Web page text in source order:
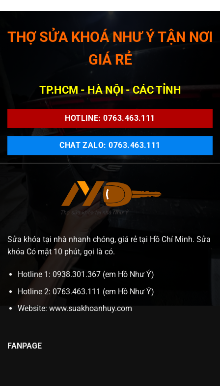
THỢ SỬA KHOÁ NHƯ Ý TẬN NƠI
GIÁ RẺ
TP.HCM - HÀ NỘI - CÁC TỈNH
HOTLINE: 0763.463.111
CHAT ZALO: 0763.463.111
Sửa khóa tại nhà nhanh chóng, giá rẻ tại Hồ Chí Minh. Sửa
khóa Có mặt 10 phút, gọi là có.
Hotline 1: 0938.301.367 (em Hồ Như Ý)
Hotline 2: 0763.463.111 (em Hồ Như Ý)
Website: www.suakhoanhuy.com
FANPAGE